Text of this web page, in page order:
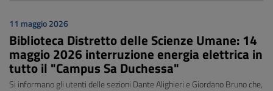
11 maggio 2026
Biblioteca Distretto delle Scienze Umane: 14
maggio 2026 interruzione energia elettrica in
tutto il "Campus Sa Duchessa"
Si informano gli utenti delle sezioni Dante Alighieri e Giordano Bruno che,